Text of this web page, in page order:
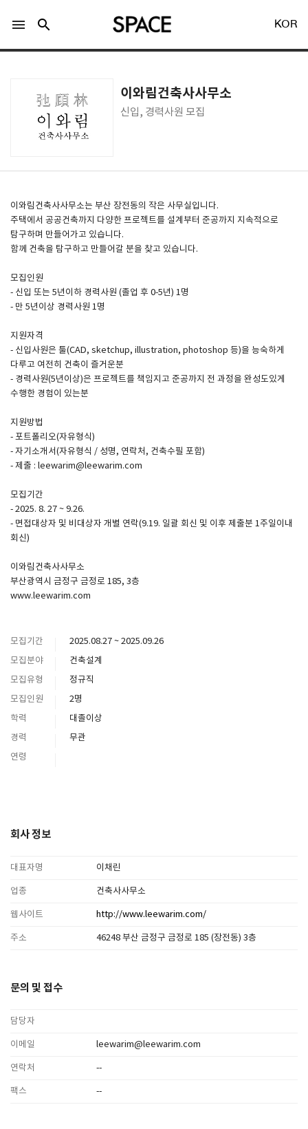
Facebook 로그인
Twitter 로그인
SPACE 소개
공지사항
기사문의
Contact
menu search KOR
이와림건축사사무소
신입, 경력사원 모집
이와림건축사사무소는 부산 장전동의 작은 사무실입니다.
주택에서 공공건축까지 다양한 프로젝트를 설계부터 준공까지 지속적으로
탐구하며 만들어가고 있습니다.
함께 건축을 탐구하고 만들어갈 분을 찾고 있습니다.
모집인원
- 신입 또는 5년이하 경력사원 (졸업 후 0-5년) 1명
- 만 5년이상 경력사원 1명
지원자격
- 신입사원은 툴(CAD, sketchup, illustration, photoshop 등)을 능숙하게
다루고 여전히 건축이 즐거운분
- 경력사원(5년이상)은 프로젝트를 책임지고 준공까지 전 과정을 완성도있게
수행한 경험이 있는분
지원방법
- 포트폴리오(자유형식)
- 자기소개서(자유형식 / 성명, 연락처, 건축수필 포함)
- 제출 : leewarim@leewarim.com
모집기간
- 2025. 8. 27 ~ 9.26.
- 면접대상자 및 비대상자 개별 연락(9.19. 일괄 회신 및 이후 제출분 1주일이내
회신)
이와림건축사사무소
부산광역시 금정구 금정로 185, 3층
www.leewarim.com
모집기간
2025.08.27 ~ 2025.09.26
모집분야
건축설계
모집유형
정규직
모집인원
2명
학력
대졸이상
경력
무관
연령
회사 정보
대표자명 이채린
업종 건축사사무소
웹사이트 http://www.leewarim.com/
주소 46248 부산 금정구 금정로 185 (장전동) 3층
문의 및 접수
담당자
이메일 leewarim@leewarim.com
연락처 --
팩스 --